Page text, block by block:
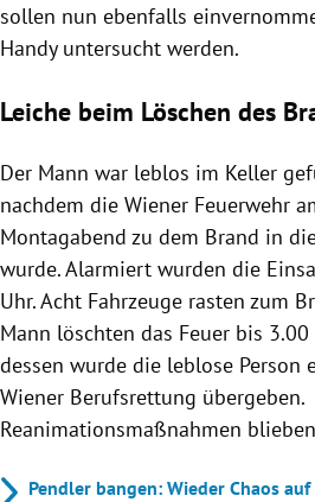
sollen nun ebenfalls
Handy untersucht werden.
Leiche beim Löschen des
Der Mann war leblos im Keller
nachdem die Wiener Feuerwehr
Montagabend zu dem Brand in
wurde. Alarmiert wurden die
Uhr. Acht Fahrzeuge rasten zum
Mann löschten das Feuer bis
dessen wurde die leblose Person
Wiener Berufsrettung übergeben.
Reanimationsmaßnahmen
Pendler bangen: Wieder Chaos